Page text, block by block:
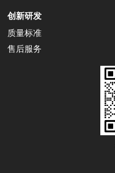
创新研发
质量标准
售后服务